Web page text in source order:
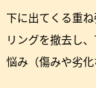
下に出てくる重
リングを撤去し
悩み（傷みや劣化